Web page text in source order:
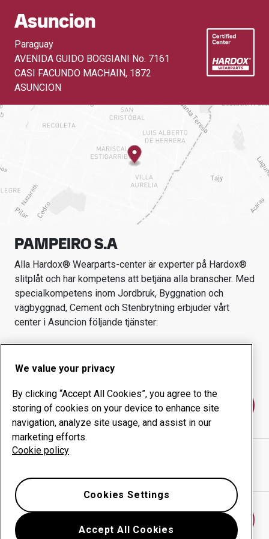
Asuncion
Paraguay
AVENIDA GUIDO BOGGIANI No. 7161
CASI FACUNDO MACHAIN, 1872
ASUNCION
PAMPEIRO S.A
Alla Hardox® Wearparts-center är experter på Hardox®
slitplåt och har kompetens att betjäna alla branscher. Med
specialkompetens inom Jordbruk, Byggnation och
vägbyggnad, Cement och Stenbrytning erbjuder vårt
center i Asuncion följande tjänster:
Slitprodukter
Konsulttjänster
Ökad driftsäkerhet
Kontakta oss
PAMPEIRO S.A
We value your privacy
By clicking “Accept All Cookies”, you agree to the
storing of cookies on your device to enhance site
navigation, analyze site usage, and assist in our
marketing efforts.
Cookie policy
Accept All Cookies
Cookies Settings